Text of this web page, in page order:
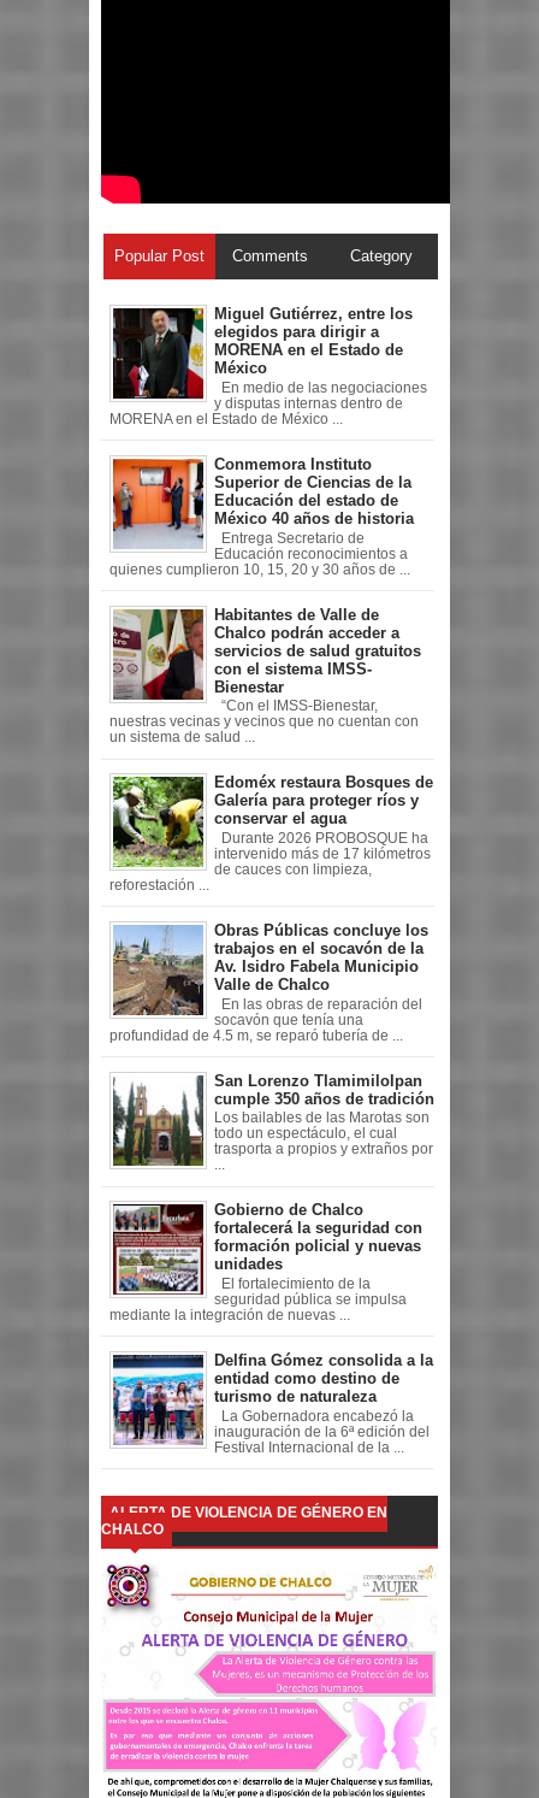
Popular Post Comments Category
Miguel Gutiérrez, entre los
elegidos para dirigir a
MORENA en el Estado de
México
En medio de las negociaciones
y disputas internas dentro de
MORENA en el Estado de México ...
Conmemora Instituto
Superior de Ciencias de la
Educación del estado de
México 40 años de historia
Entrega Secretario de
Educación reconocimientos a
quienes cumplieron 10, 15, 20 y 30 años de ...
Habitantes de Valle de
Chalco podrán acceder a
servicios de salud gratuitos
con el sistema IMSS-
Bienestar
“Con el IMSS-Bienestar,
nuestras vecinas y vecinos que no cuentan con
un sistema de salud ...
Edoméx restaura Bosques de
Galería para proteger ríos y
conservar el agua
Durante 2026 PROBOSQUE ha
intervenido más de 17 kilómetros
de cauces con limpieza,
reforestación ...
Obras Públicas concluye los
trabajos en el socavón de la
Av. Isidro Fabela Municipio
Valle de Chalco
En las obras de reparación del
socavón que tenía una
profundidad de 4.5 m, se reparó tubería de ...
San Lorenzo Tlamimilolpan
cumple 350 años de tradición
Los bailables de las Marotas son
todo un espectáculo, el cual
trasporta a propios y extraños por
Gobierno de Chalco
fortalecerá la seguridad con
formación policial y nuevas
unidades
El fortalecimiento de la
seguridad pública se impulsa
mediante la integración de nuevas ...
Delfina Gómez consolida a la
entidad como destino de
turismo de naturaleza
La Gobernadora encabezó la
inauguración de la 6ª edición del
Festival Internacional de la ...
ALERTA DE VIOLENCIA DE GÉNERO EN
CHALCO